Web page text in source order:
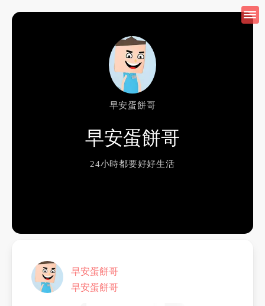
早安蛋餅哥
早安蛋餅哥
24小時都要好好生活
早安蛋餅哥
早安蛋餅哥